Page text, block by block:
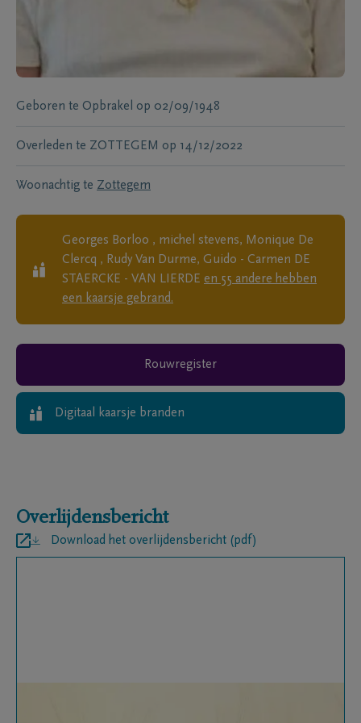
Geboren te Opbrakel op 02/09/1948
Overleden te ZOTTEGEM op 14/12/2022
Woonachtig te Zottegem
Georges Borloo , michel stevens, Monique De
Clercq , Rudy Van Durme, Guido - Carmen DE
STAERCKE - VAN LIERDE en 55 andere hebben
een kaarsje gebrand.
Rouwregister
Digitaal kaarsje branden
Overlijdensbericht
Download het overlijdensbericht (pdf)